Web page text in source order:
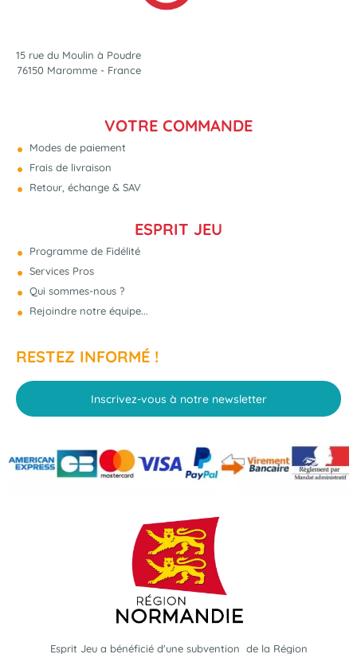
15 rue du Moulin à Poudre
76150 Maromme - France
VOTRE COMMANDE
Modes de paiement
Frais de livraison
Retour, échange & SAV
ESPRIT JEU
Programme de Fidélité
Services Pros
Qui sommes-nous ?
Rejoindre notre équipe...
RESTEZ INFORMÉ !
Inscrivez-vous à notre newsletter
Esprit Jeu a bénéficié d'une subvention de la Région